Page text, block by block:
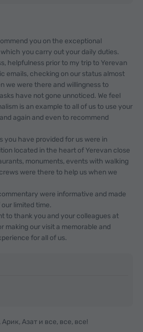
you on the exceptional
you carry out your daily duties.
helpfulness prior to my trip to Yerevan
emails, checking on our status almost
we were there and willingness to
have not gone unnoticed. We feel
is an example to all of us to use your
again and even to recommend
you have provided for us were in
located in the heart of Yerevan close
monuments, events with walking
were there to help us when we
were informative and made
limited time.
to thank you and your colleagues at
making our visit a memorable and
for all of us.
Азат и все, все, все!